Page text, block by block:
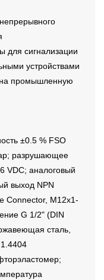
для сигнализации
устройствами
на промышленную
±0.5 % FSO
разрушающее
VDC; аналоговый
выход NPN
Connector, M12x1-
G 1/2" (DIN
сталь,